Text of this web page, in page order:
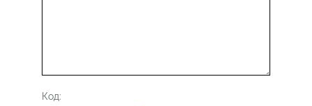
Код: